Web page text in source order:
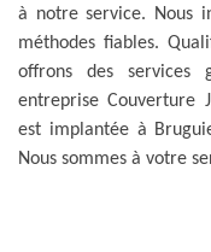
à notre service. Nous
méthodes fiables.
offrons des services
entreprise Couverture
est implantée à
Nous sommes à votre